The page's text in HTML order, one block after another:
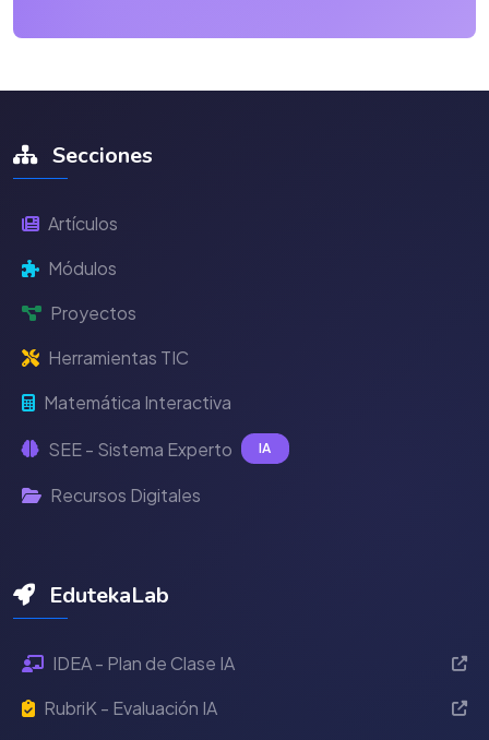
Secciones
Artículos
Módulos
Proyectos
Herramientas TIC
Matemática Interactiva
SEE - Sistema Experto IA
Recursos Digitales
EdutekaLab
IDEA - Plan de Clase IA
RubriK - Evaluación IA